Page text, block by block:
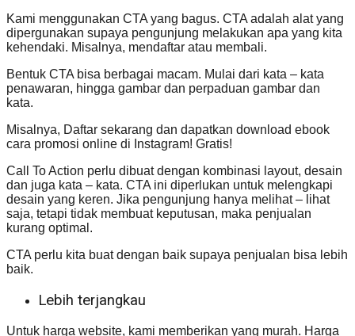
Kami menggunakan CTA yang bagus. CTA adalah alat yang
dipergunakan supaya pengunjung melakukan apa yang kita
kehendaki. Misalnya, mendaftar atau membali.
Bentuk CTA bisa berbagai macam. Mulai dari kata – kata
penawaran, hingga gambar dan perpaduan gambar dan
kata.
Misalnya, Daftar sekarang dan dapatkan download ebook
cara promosi online di Instagram! Gratis!
Call To Action perlu dibuat dengan kombinasi layout, desain
dan juga kata – kata. CTA ini diperlukan untuk melengkapi
desain yang keren. Jika pengunjung hanya melihat – lihat
saja, tetapi tidak membuat keputusan, maka penjualan
kurang optimal.
CTA perlu kita buat dengan baik supaya penjualan bisa lebih
baik.
Lebih terjangkau
Untuk harga website, kami memberikan yang murah. Harga